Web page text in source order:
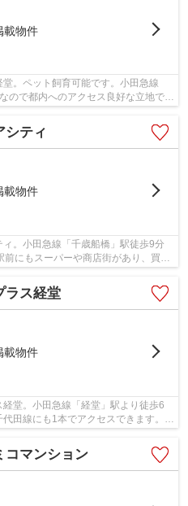
載物件
。ペット飼育可能です。小田急線
ので都内へのアクセス良好な立地で
シティ
載物件
。小田急線「千歳船橋」駅徒歩9分
前にもスーパーや商店街があり、買い
ラス経堂
載物件
堂。小田急線「経堂」駅より徒歩6
田線にも1本でアクセスできます。東
コマンション